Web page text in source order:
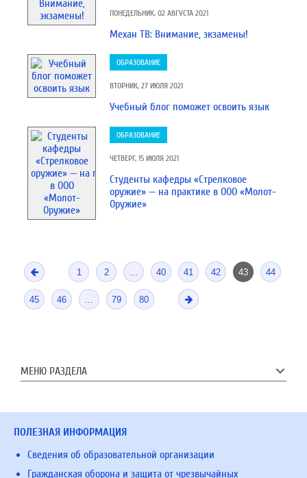
ПОНЕДЕЛЬНИК, 02 АВГУСТА 2021
Механ ТВ: Внимание, экзамены!
ОБРАЗОВАНИЕ
ВТОРНИК, 27 ИЮЛЯ 2021
Учебный блог поможет освоить язык
ОБРАЗОВАНИЕ
ЧЕТВЕРГ, 15 ИЮЛЯ 2021
Студенты кафедры «Стрелковое
оружие» — на практике в ООО «Молот-
Оружие»
1 2 40 41 42 43 44
45 46 79 80
МЕНЮ РАЗДЕЛА
ПОЛЕЗНАЯ ИНФОРМАЦИЯ
Сведения об образовательной организации
Гражданская оборона и защита от чрезвычайных